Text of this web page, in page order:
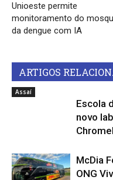
Unioeste permite
monitoramento do
da dengue com IA
ARTIGOS
Assaí
Escola
novo
McDia
ONG